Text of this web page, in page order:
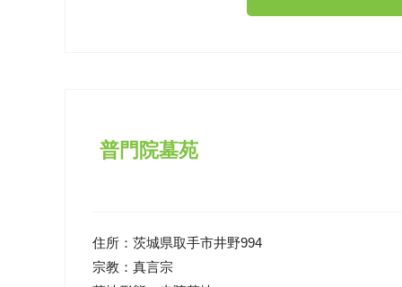
普門院墓苑
住所： 茨城県取手市井野994
宗教： 真言宗